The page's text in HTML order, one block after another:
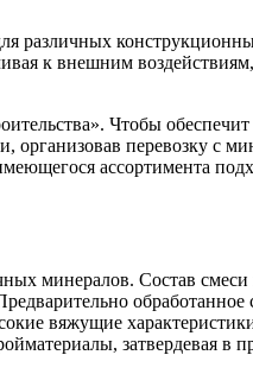
различных
к внешним
Чтобы
организовав перевозку с
ассортимента
минералов. Состав
обработанное
вяжущие
затвердевая в